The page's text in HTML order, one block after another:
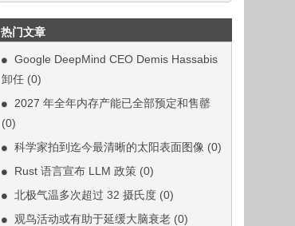
热门文章
Google DeepMind CEO Demis Hassabis
卸任 (0)
2027 年全年内存产能已全部预定和售罄
(0)
科学家拍到迄今最清晰的太阳表面图像 (0)
Rust 语言宣布 LLM 政策 (0)
北极气温多次超过 32 摄氏度 (0)
观鸟活动或有助于延缓大脑衰老 (0)